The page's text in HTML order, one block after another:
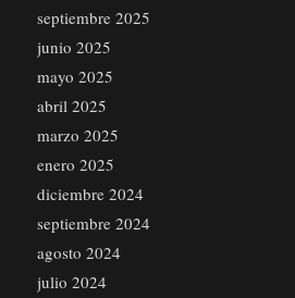
septiembre 2025
junio 2025
mayo 2025
abril 2025
marzo 2025
enero 2025
diciembre 2024
septiembre 2024
agosto 2024
julio 2024